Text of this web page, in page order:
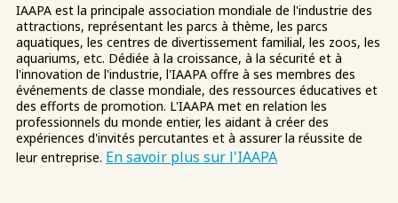
IAAPA est la principale association mondiale de l'industrie des
attractions, représentant les parcs à thème, les parcs
aquatiques, les centres de divertissement familial, les zoos, les
aquariums, etc. Dédiée à la croissance, à la sécurité et à
l'innovation de l'industrie, l'IAAPA offre à ses membres des
événements de classe mondiale, des ressources éducatives et
des efforts de promotion. L'IAAPA met en relation les
professionnels du monde entier, les aidant à créer des
expériences d'invités percutantes et à assurer la réussite de
leur entreprise. En savoir plus sur l'IAAPA